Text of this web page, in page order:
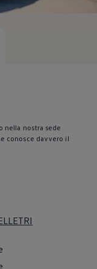
+
nella nostra sede
conosce davvero il